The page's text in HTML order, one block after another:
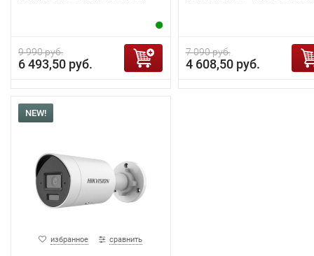
9 990 руб.
6 493,50 руб.
7 090 руб.
4 608,50 руб.
NEW!
избранное сравнить